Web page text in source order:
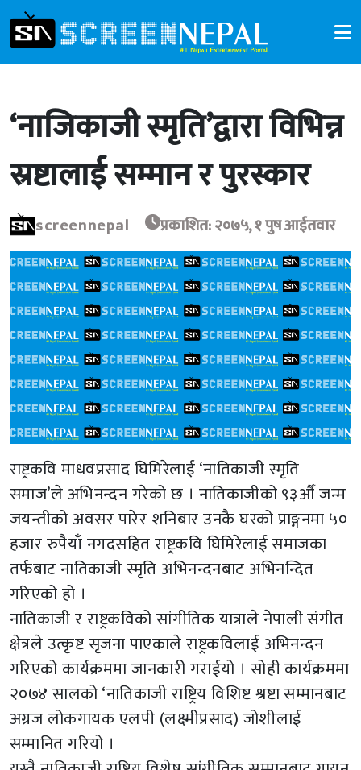
‘नाजिकाजी स्मृति’द्वारा विभिन्न
स्रष्टालाई सम्मान र पुरस्कार
screennepal प्रकाशित: २०७५, १ पुष आईतवार
राष्ट्रकवि माधवप्रसाद घिमिरेलाई ‘नातिकाजी स्मृति
समाज’ले अभिनन्दन गरेको छ । नातिकाजीको ९३औँ जन्म
जयन्तीको अवसर पारेर शनिबार उनकै घरको प्राङ्गनमा ५०
हजार रुपैयाँ नगदसहित राष्ट्रकवि घिमिरेलाई समाजका
तर्फबाट नातिकाजी स्मृति अभिनन्दनबाट अभिनन्दित
गरिएको हो ।
नातिकाजी र राष्ट्रकविको सांगीतिक यात्राले नेपाली संगीत
क्षेत्रले उत्कृष्ट सृजना पाएकाले राष्ट्रकविलाई अभिनन्दन
गरिएको कार्यक्रममा जानकारी गराईयो । सोही कार्यक्रममा
२०७४ सालको ‘नातिकाजी राष्ट्रिय विशिष्ट श्रष्टा सम्मानबाट
अग्रज लोकगायक एलपी (लक्ष्मीप्रसाद) जोशीलाई
सम्मानित गरियो ।